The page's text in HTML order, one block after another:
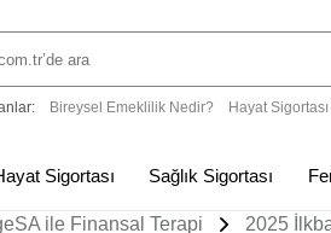
Bireysel Emeklilik Nedir? Hayat
Sigortası Sağlık Sigortası
ile Finansal Terapi 2025